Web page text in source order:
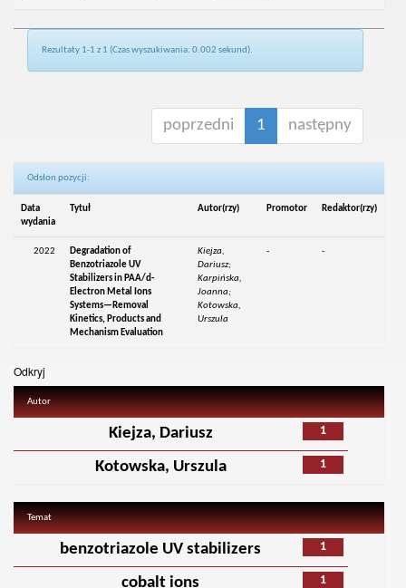
Rezultaty 1-1 z 1 (Czas wyszukiwania: 0.002 sekund).
poprzedni 1 następny
Odsłon pozycji:
Data
wydania
Tytuł Autor(rzy) Promotor Redaktor(rzy)
2022
Degradation of
Benzotriazole UV
Stabilizers in PAA/d-
Electron Metal Ions
Systems—Removal
Kinetics, Products and
Mechanism Evaluation
Kiejza,
Dariusz;
Karpińska,
Joanna;
Kotowska,
Urszula
- -
Odkryj
Autor
1
Kiejza, Dariusz
1
Kotowska, Urszula
Temat
1
benzotriazole UV stabilizers
1
cobalt ions